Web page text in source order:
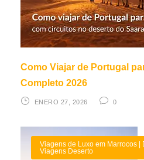
Como Viajar de Portugal
Completo 2026
ENERO 27, 2026 0
Viagens de Luxo em Marrocos |
Viagens Deserto